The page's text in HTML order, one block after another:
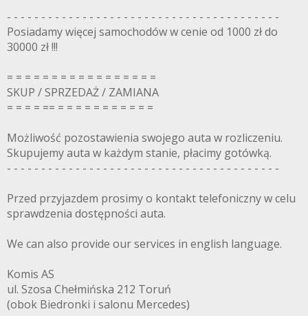
- - - - - - - - - - - - - - - - - - - - - - - - - - - - - - - - - - - - - - - -
Posiadamy więcej samochodów w cenie od 1000 zł do
30000 zł !!!
= = = = = = = = = = = = = = = = =
SKUP / SPRZEDAŻ / ZAMIANA
= = = = == = = = = = = = = = = =
Możliwość pozostawienia swojego auta w rozliczeniu.
Skupujemy auta w każdym stanie, płacimy gotówką.
- - - - - - - - - - - - - - - - - - - - - - - - - - - - - - - - - - - - - - - -
Przed przyjazdem prosimy o kontakt telefoniczny w celu
sprawdzenia dostępności auta.
We can also provide our services in english language.
Komis AS
ul. Szosa Chełmińska 212 Toruń
(obok Biedronki i salonu Mercedes)